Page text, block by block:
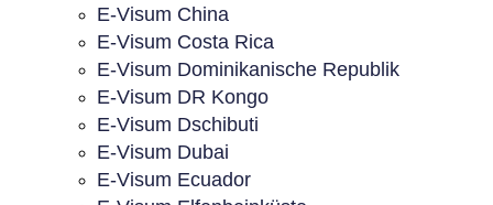
E-Visum China
E-Visum Costa Rica
E-Visum Dominikanische Republik
E-Visum DR Kongo
E-Visum Dschibuti
E-Visum Dubai
E-Visum Ecuador